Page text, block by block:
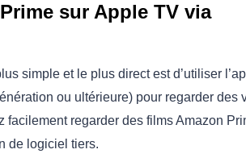
sur Apple TV via
simple et le plus direct est d’utiliser
ou ultérieure) pour regarder des
regarder des films Amazon
de logiciel tiers.